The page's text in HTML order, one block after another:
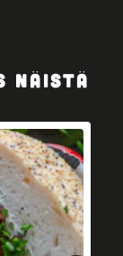
NÄISTÄ